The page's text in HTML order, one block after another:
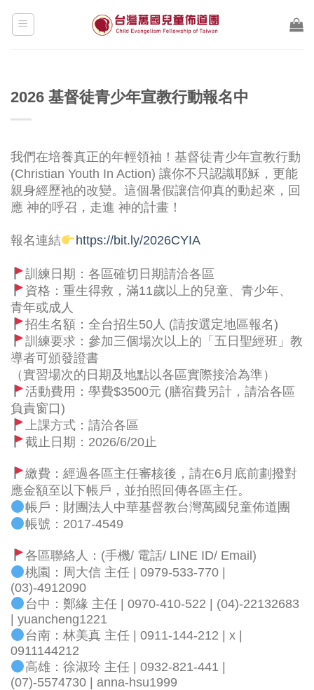
2026 基督徒青少年宣教行動報名中
我們在培養真正的年輕領袖！基督徒青少年宣教行動
(Christian Youth In Action) 讓你不只認識耶穌，更能
親身經歷祂的改變。這個暑假讓信仰真的動起來，回
應 神的呼召，走進 神的計畫！
報名連結 https://bit.ly/2026CYIA
訓練日期：各區確切日期請洽各區
資格：重生得救，滿11歲以上的兒童、青少年、
青年或成人
招生名額：全台招生50人 (請按選定地區報名)
訓練要求：參加三個場次以上的「五日聖經班」教
導者可頒發證書
（實習場次的日期及地點以各區實際接洽為準）
活動費用：學費$3500元 (膳宿費另計，請洽各區
負責窗口)
上課方式：請洽各區
截止日期：2026/6/20止
繳費：經過各區主任審核後，請在6月底前劃撥對
應金額至以下帳戶，並拍照回傳各區主任。
帳戶：財團法人中華基督教台灣萬國兒童佈道團
帳號：2017-4549
各區聯絡人：(手機/ 電話/ LINE ID/ Email)
桃園：周大信 主任 | 0979-533-770 |
(03)-4912090
台中：鄭緣 主任 | 0970-410-522 | (04)-22132683
| yuancheng1221
台南：林美真 主任 | 0911-144-212 | x |
0911144212
高雄：徐淑玲 主任 | 0932-821-441 |
(07)-5574730 | anna-hsu1999